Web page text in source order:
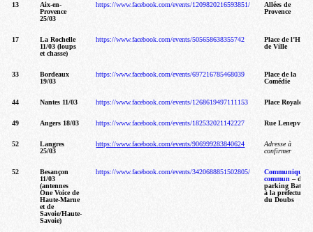
13
Aix-en-
Provence
25/03
https://www.facebook.com/events/1209820216593851/
Allées de
Provence
17
La Rochelle
11/03 (loups
et chasse)
https://www.facebook.com/events/505658638355742
Place de l’Hôtel
de Ville
33
Bordeaux
19/03
https://www.facebook.com/events/697216785468039
Place de la
Comédie
44 Nantes 11/03 https://www.facebook.com/events/1268619497111153 Place Royale
49 Angers 18/03 https://www.facebook.com/events/182532021142227 Rue Lenepveu
52
Langres
25/03
https://www.facebook.com/events/906999283840624
Adresse à
confirmer
52
Besançon
11/03
(antennes
One Voice de
Haute-Marne
et de
Savoie/Haute-
Savoie)
https://www.facebook.com/events/3420688851502805/
Communiqué
commun – du
parking Battant
à la préfecture
du Doubs